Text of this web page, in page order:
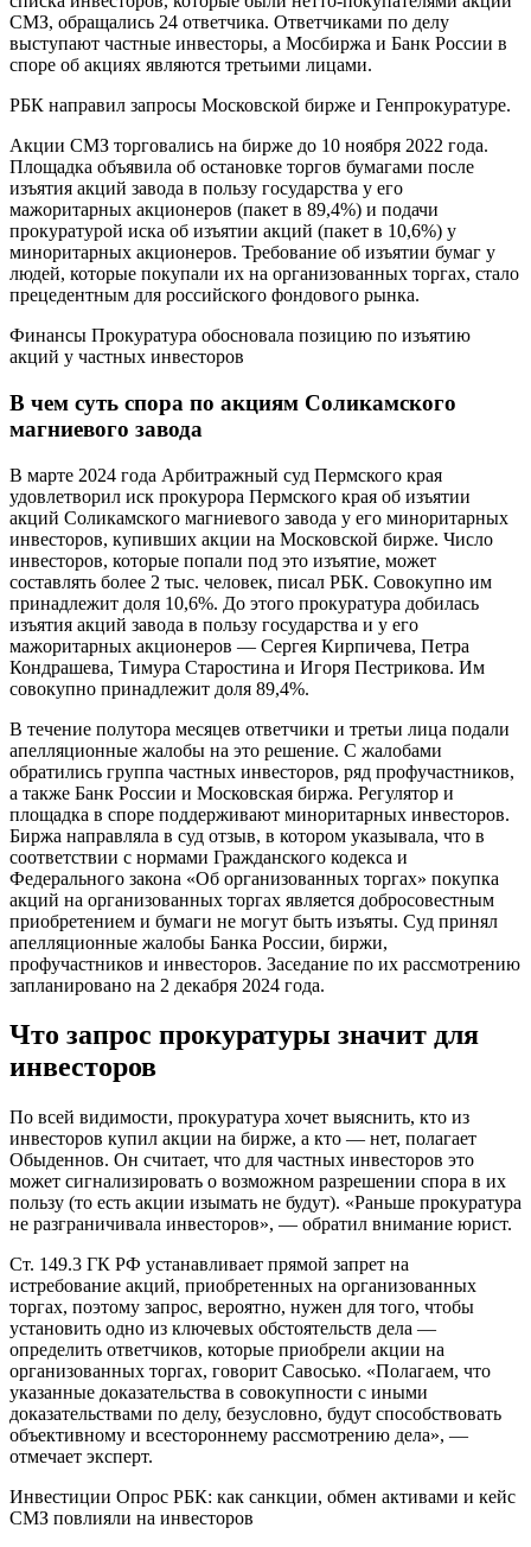
СМЗ, обращались 24 ответчика. Ответчиками по делу
выступают частные инвесторы, а Мосбиржа и Банк России в
споре об акциях являются третьими лицами.
РБК направил запросы Московской бирже и Генпрокуратуре.
Акции СМЗ торговались на бирже до 10 ноября 2022 года.
Площадка объявила об остановке торгов бумагами после
изъятия акций завода в пользу государства у его
мажоритарных акционеров (пакет в 89,4%) и подачи
прокуратурой иска об изъятии акций (пакет в 10,6%) у
миноритарных акционеров. Требование об изъятии бумаг у
людей, которые покупали их на организованных торгах, стало
прецедентным для российского фондового рынка.
Финансы Прокуратура обосновала позицию по изъятию
акций у частных инвесторов
В чем суть спора по акциям Соликамского
магниевого завода
В марте 2024 года Арбитражный суд Пермского края
удовлетворил иск прокурора Пермского края об изъятии
акций Соликамского магниевого завода у его миноритарных
инвесторов, купивших акции на Московской бирже. Число
инвесторов, которые попали под это изъятие, может
составлять более 2 тыс. человек, писал РБК. Совокупно им
принадлежит доля 10,6%. До этого прокуратура добилась
изъятия акций завода в пользу государства и у его
мажоритарных акционеров — Сергея Кирпичева, Петра
Кондрашева, Тимура Старостина и Игоря Пестрикова. Им
совокупно принадлежит доля 89,4%.
В течение полутора месяцев ответчики и третьи лица подали
апелляционные жалобы на это решение. С жалобами
обратились группа частных инвесторов, ряд профучастников,
а также Банк России и Московская биржа. Регулятор и
площадка в споре поддерживают миноритарных инвесторов.
Биржа направляла в суд отзыв, в котором указывала, что в
соответствии с нормами Гражданского кодекса и
Федерального закона «Об организованных торгах» покупка
акций на организованных торгах является добросовестным
приобретением и бумаги не могут быть изъяты. Суд принял
апелляционные жалобы Банка России, биржи,
профучастников и инвесторов. Заседание по их рассмотрению
запланировано на 2 декабря 2024 года.
Что запрос прокуратуры значит для
инвесторов
По всей видимости, прокуратура хочет выяснить, кто из
инвесторов купил акции на бирже, а кто — нет, полагает
Обыденнов. Он считает, что для частных инвесторов это
может сигнализировать о возможном разрешении спора в их
пользу (то есть акции изымать не будут). «Раньше прокуратура
не разграничивала инвесторов», — обратил внимание юрист.
Ст. 149.3 ГК РФ устанавливает прямой запрет на
истребование акций, приобретенных на организованных
торгах, поэтому запрос, вероятно, нужен для того, чтобы
установить одно из ключевых обстоятельств дела —
определить ответчиков, которые приобрели акции на
организованных торгах, говорит Савосько. «Полагаем, что
указанные доказательства в совокупности с иными
доказательствами по делу, безусловно, будут способствовать
объективному и всестороннему рассмотрению дела», —
отмечает эксперт.
Инвестиции Опрос РБК: как санкции, обмен активами и кейс
СМЗ повлияли на инвесторов